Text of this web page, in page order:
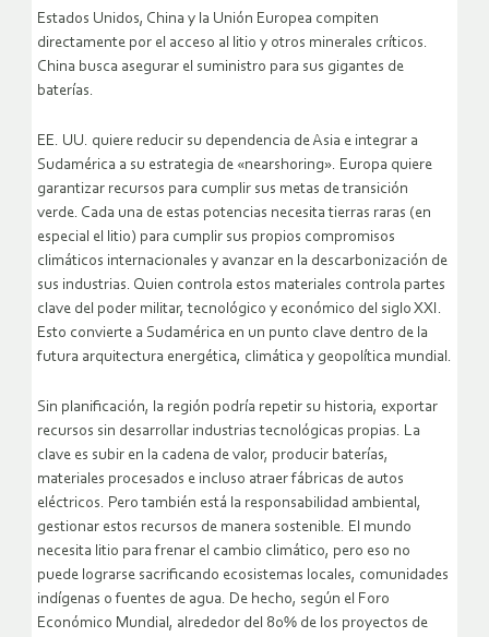
Estados Unidos, China y la Unión Europea compiten
directamente por el acceso al litio y otros minerales críticos.
China busca asegurar el suministro para sus gigantes de
baterías.
EE. UU. quiere reducir su dependencia de Asia e integrar a
Sudamérica a su estrategia de «nearshoring». Europa quiere
garantizar recursos para cumplir sus metas de transición
verde. Cada una de estas potencias necesita tierras raras (en
especial el litio) para cumplir sus propios compromisos
climáticos internacionales y avanzar en la descarbonización de
sus industrias. Quien controla estos materiales controla partes
clave del poder militar, tecnológico y económico del siglo XXI.
Esto convierte a Sudamérica en un punto clave dentro de la
futura arquitectura energética, climática y geopolítica mundial.
Sin planificación, la región podría repetir su historia, exportar
recursos sin desarrollar industrias tecnológicas propias. La
clave es subir en la cadena de valor, producir baterías,
materiales procesados e incluso atraer fábricas de autos
eléctricos. Pero también está la responsabilidad ambiental,
gestionar estos recursos de manera sostenible. El mundo
necesita litio para frenar el cambio climático, pero eso no
puede lograrse sacrificando ecosistemas locales, comunidades
indígenas o fuentes de agua. De hecho, según el Foro
Económico Mundial, alrededor del 80% de los proyectos de